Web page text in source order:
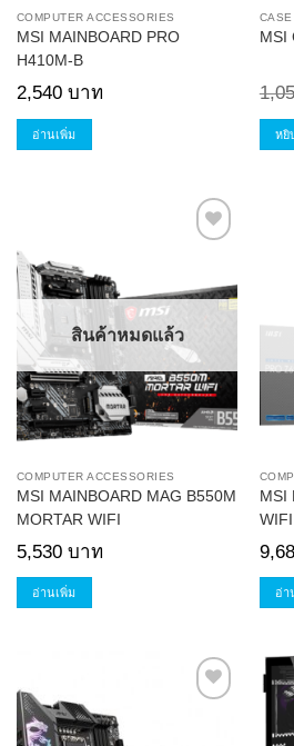
COMPUTER ACCESSORIES
MSI MAINBOARD PRO
H410M-B
2,540 บาท
อ่านเพิ่ม
CASE
MSI
หยิ
Add to
สินค้าหมดแล้ว
COMPUTER ACCESSORIES
MSI MAINBOARD MAG B550M
MORTAR WIFI
5,530 บาท
อ่านเพิ่ม
MSI
WIFI
อ่า